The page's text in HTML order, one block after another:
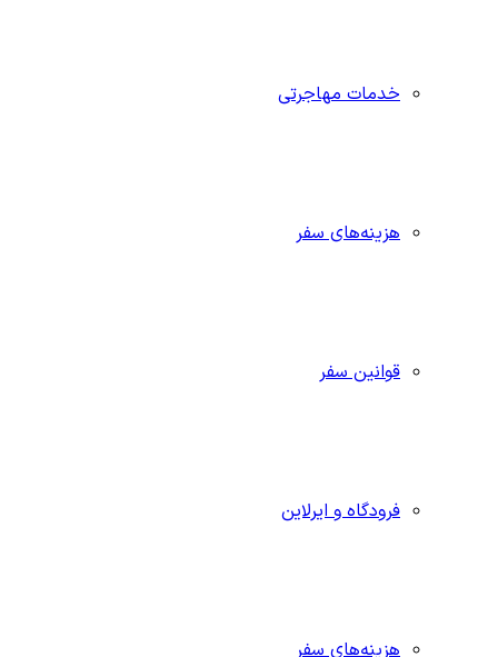
خدمات مهاجرتی
هزینه‌های سفر
قوانین سفر
فرودگاه و ایرلاین
هزینه‌های سفر